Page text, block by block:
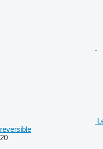
reversible
20